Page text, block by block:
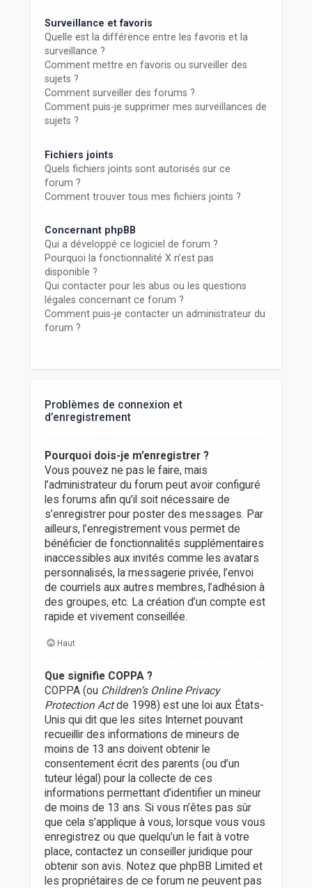
Surveillance et favoris
Quelle est la différence entre les favoris et la
surveillance ?
Comment mettre en favoris ou surveiller des
sujets ?
Comment surveiller des forums ?
Comment puis-je supprimer mes surveillances de
sujets ?
Fichiers joints
Quels fichiers joints sont autorisés sur ce
forum ?
Comment trouver tous mes fichiers joints ?
Concernant phpBB
Qui a développé ce logiciel de forum ?
Pourquoi la fonctionnalité X n’est pas
disponible ?
Qui contacter pour les abus ou les questions
légales concernant ce forum ?
Comment puis-je contacter un administrateur du
forum ?
Problèmes de connexion et
d’enregistrement
Pourquoi dois-je m’enregistrer ?
Vous pouvez ne pas le faire, mais
l’administrateur du forum peut avoir configuré
les forums afin qu’il soit nécessaire de
s’enregistrer pour poster des messages. Par
ailleurs, l’enregistrement vous permet de
bénéficier de fonctionnalités supplémentaires
inaccessibles aux invités comme les avatars
personnalisés, la messagerie privée, l’envoi
de courriels aux autres membres, l’adhésion à
des groupes, etc. La création d’un compte est
rapide et vivement conseillée.
Haut
Que signifie COPPA ?
COPPA (ou Children’s Online Privacy
Protection Actde 1998) est une loi aux États-
Unis qui dit que les sites Internet pouvant
recueillir des informations de mineurs de
moins de 13 ans doivent obtenir le
consentement écrit des parents (ou d’un
tuteur légal) pour la collecte de ces
informations permettant d’identifier un mineur
de moins de 13 ans. Si vous n’êtes pas sûr
que cela s’applique à vous, lorsque vous vous
enregistrez ou que quelqu’un le fait à votre
place, contactez un conseiller juridique pour
obtenir son avis. Notez que phpBB Limited et
les propriétaires de ce forum ne peuvent pas